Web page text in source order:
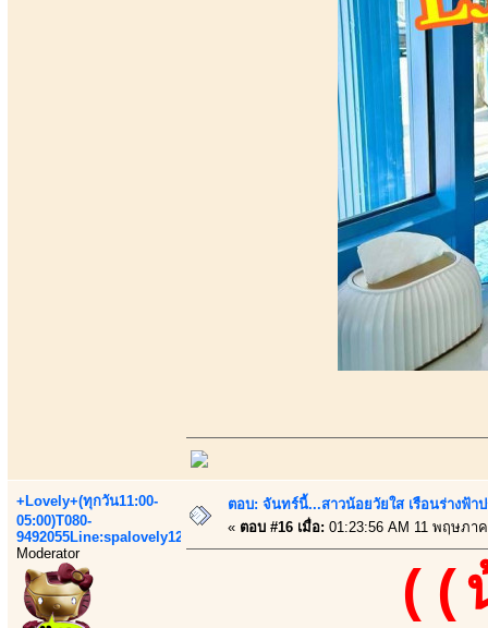
+Lovely+(ทุกวัน11:00-
05:00)T080-
9492055Line:spalovely123
Moderator
ตอบ: จันทร์นี้...สาวน้อยวัยใส เรือนร่างฟ้
« ตอบ #16 เมื่อ: 01:23:56 AM 11 พฤษภา
((